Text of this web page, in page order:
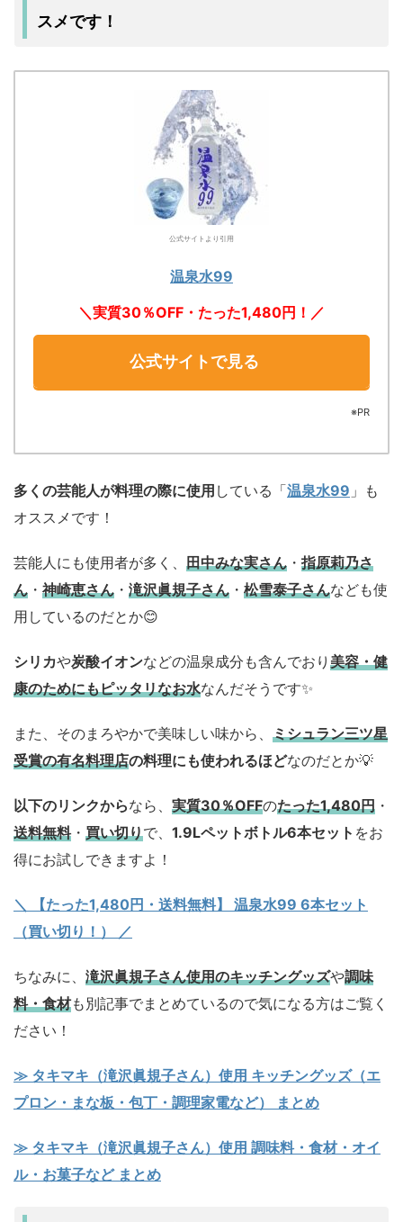
スメです！
公式サイトより引用
温泉水99
＼実質30％OFF・たった1,480円！／
公式サイトで見る
※PR
多くの芸能人が料理の際に使用 している「温泉水99 」も
オススメです！
芸能人にも使用者が多く、 田中みな実さん ・ 指原莉乃さ
ん ・ 神崎恵さん ・ 滝沢眞規子さん ・ 松雪泰子さんなども使
用しているのだとか😊
シリカや炭酸イオンなどの温泉成分も含んでおり 美容・健
康のためにもピッタリなお水なんだそうです✨
また、そのまろやかで美味しい味から、 ミシュラン三ツ星
受賞の有名料理店の料理にも使われるほどなのだとか💡
以下のリンクからなら、 実質30％OFFのたった1,480円 ・
送料無料・ 買い切りで、 1.9Lペットボトル6本セット をお
得にお試しできますよ！
＼ 【たった1,480円・送料無料】 温泉水99 6本セット
（買い切り！） ／
ちなみに、 滝沢眞規子さん使用のキッチングッズや調味
料・食材も別記事でまとめているので気になる方はご覧く
ださい！
≫ タキマキ（滝沢眞規子さん）使用 キッチングッズ（エ
プロン・まな板・包丁・調理家電など） まとめ
≫ タキマキ（滝沢眞規子さん）使用 調味料・食材・オイ
ル・お菓子など まとめ